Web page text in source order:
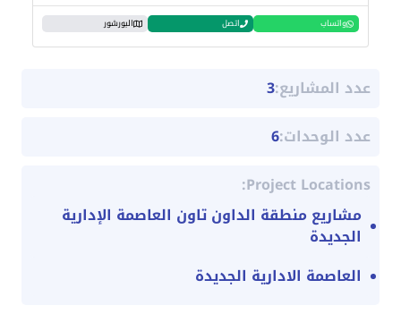
واتساب اتصل البورشور
عدد المشاريع:3
عدد الوحدات:6
Project Locations:
مشاريع منطقة الداون تاون العاصمة الإدارية
الجديدة
العاصمة الادارية الجديدة